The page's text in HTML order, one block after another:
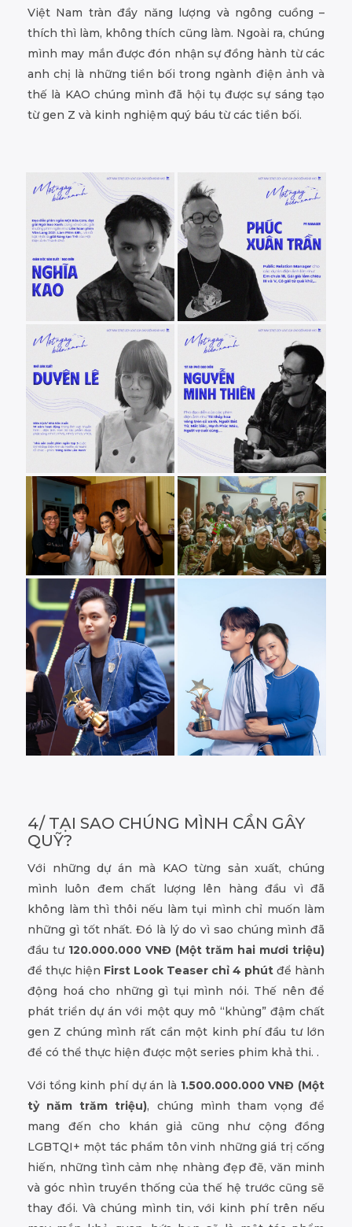
Việt Nam tràn đầy năng lượng và ngông cuồng –
thích thì làm, không thích cũng làm. Ngoài ra, chúng
mình may mắn được đón nhận sự đồng hành từ các
anh chị là những tiền bối trong ngành điện ảnh và
thế là KAO chúng mình đã hội tụ được sự sáng tạo
từ gen Z và kinh nghiệm quý báu từ các tiền bối.
4/ TẠI SAO CHÚNG MÌNH CẦN GÂY
QUỸ?
Với những dự án mà KAO từng sản xuất, chúng
mình luôn đem chất lượng lên hàng đầu vì đã
không làm thì thôi nếu làm tụi mình chỉ muốn làm
những gì tốt nhất. Đó là lý do vì sao chúng mình đã
đầu tư 120.000.000 VNĐ (Một trăm hai mươi triệu)
để thực hiện First Look Teaser chỉ 4 phút để hành
động hoá cho những gì tụi mình nói. Thế nên để
phát triển dự án với một quy mô “khủng” đậm chất
gen Z chúng mình rất cần một kinh phí đầu tư lớn
để có thể thực hiện được một series phim khả thi. .
Với tổng kinh phí dự án là 1.500.000.000 VNĐ (Một
tỷ năm trăm triệu), chúng mình tham vọng để
mang đến cho khán giả cũng như cộng đồng
LGBTQI+ một tác phẩm tôn vinh những giá trị cống
hiến, những tình cảm nhẹ nhàng đẹp đẽ, văn minh
và góc nhìn truyền thống của thế hệ trước cũng sẽ
thay đổi. Và chúng mình tin, với kinh phí trên nếu